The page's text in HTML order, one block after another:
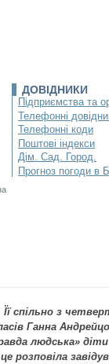
ДОВІДНИКИ
Підприємства та
Телефонні
Телефонні коди
Поштові індекси
Дім. Сад. Город.
Прогноз погоди в
Її спільно з
Ганна
людська»